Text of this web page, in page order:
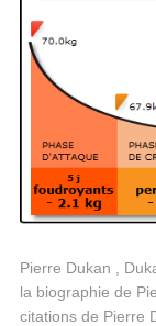
Pierre Dukan ,
la biographie de
citations de Pierre